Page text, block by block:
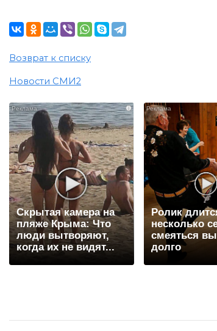
Возврат к списку
Новости СМИ2
i
Скрытая камера на
пляже Крыма: Что
люди вытворяют,
когда их не видят...
Ролик
несколько
смеяться
долго